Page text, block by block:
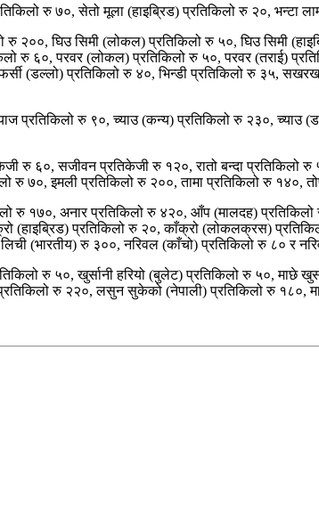
रु ७०, सेतो मूला (हाइब्रिड) प्रतिकिलो रु २०, भन्टा
२००, घिउ सिमी (लोकल) प्रतिकिलो रु ५०, घिउ सिमी
रु ६०, परवर (लोकल) प्रतिकिलो रु ५०, परवर (तराई)
(डल्लो) प्रतिकिलो रु ४०, भिन्डी प्रतिकिलो रु ३५,
प्रतिकिलो रु ९०, च्याउ (कन्य) प्रतिकिलो रु २३०, च्याउ
रु ६०, सजीवन प्रतिकेजी रु १२०, रातो बन्दा प्रतिकिलो
रु ७०, इमली प्रतिकिलो रु २००, तामा प्रतिकिलो रु
रु १७०, अनार प्रतिकिलो रु ४२०, आँप (मालदह)
प्रतिकिलो रु २०, काँक्रो (लोकलक्रस)
(भारतीय) रु ३००, नरिवल (काँचो) प्रतिकिलो रु ८० र
रु ५०, खुर्सानी हरियो (बुलेट) प्रतिकिलो रु ५०, माछे
रु २२०, लसुन सुकेको (नेपाली) प्रतिकिलो रु १८०,